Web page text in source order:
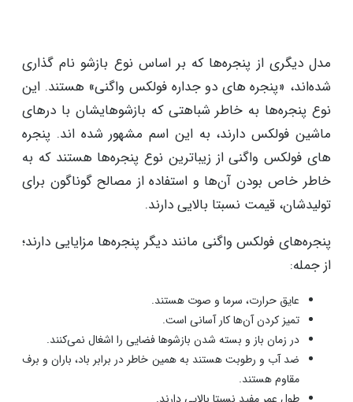
مدل دیگری از پنجره‌ها که بر اساس نوع بازشو نام گذاری
شده‌اند، «پنجره های دو جداره فولکس واگنی» هستند. این
نوع پنجره‌ها به خاطر شباهتی که بازشوهایشان با درهای
ماشین فولکس دارند، به این اسم مشهور شده ‌اند. پنجره
های فولکس واگنی از زیباترین نوع پنجره‌ها هستند که به
‌خاطر خاص بودن آن‌ها و استفاده از مصالح گوناگون برای
تولیدشان، قیمت نسبتا بالایی دارند.
پنجره‌های فولکس واگنی مانند دیگر پنجره‌ها مزایایی دارند؛
از جمله:
عایق حرارت، سرما و صوت هستند.
تمیز کردن آن‌ها کار آسانی است.
در زمان باز و بسته شدن بازشوها فضایی را اشغال نمی‌کنند.
ضد آب و رطوبت هستند به همین خاطر در برابر باد، باران و برف
مقاوم هستند.